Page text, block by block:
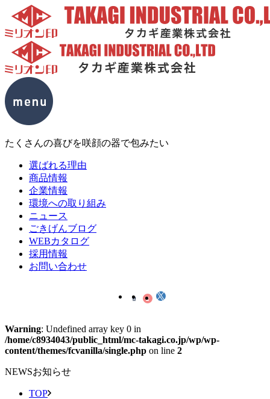
たくさんの喜びを咲顔の器で包みたい
選ばれる理由
商品情報
企業情報
環境への取り組み
ニュース
ごきげんブログ
WEBカタログ
採用情報
お問い合わせ
Warning: Undefined array key 0 in
/home/c8934043/public_html/mc-takagi.co.jp/wp/wp-
content/themes/fcvanilla/single.php on line 2
NEWSお知らせ
TOP